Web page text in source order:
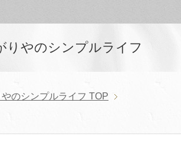
りやのシンプルライフ
のシンプルライフ TOP